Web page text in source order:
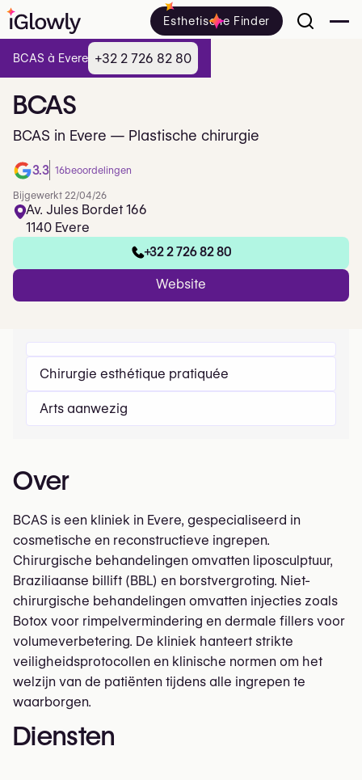
Esthetische Finder
BCAS
BCAS in Evere — Plastische chirurgie
3.3 16beoordelingen
Bijgewerkt 22/04/26
Av. Jules Bordet 166
1140 Evere
+32 2 726 82 80
Website
Chirurgie esthétique pratiquée
Arts aanwezig
Over
BCAS is een kliniek in Evere, gespecialiseerd in
cosmetische en reconstructieve ingrepen.
Chirurgische behandelingen omvatten liposculptuur,
Braziliaanse billift (BBL) en borstvergroting. Niet-
chirurgische behandelingen omvatten injecties zoals
Botox voor rimpelvermindering en dermale fillers voor
volumeverbetering. De kliniek hanteert strikte
veiligheidsprotocollen en klinische normen om het
welzijn van de patiënten tijdens alle ingrepen te
waarborgen.
Diensten
BCAS à Evere +32 2 726 82 80